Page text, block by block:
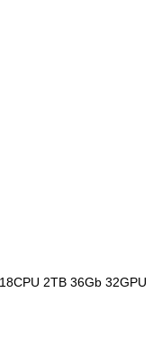
2TB 36Gb 32GPU